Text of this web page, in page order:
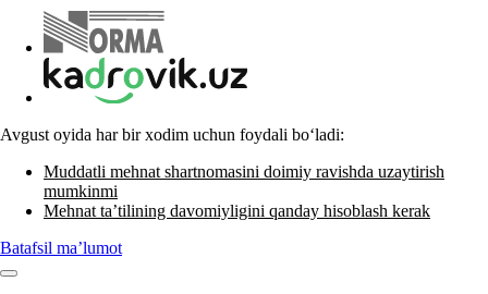
Avgust oyida har bir хodim uchun foydali boʻladi:
Muddatli mehnat shartnomasini doimiy ravishda uzaytirish
mumkinmi
Mehnat ta’tilining davomiyligini qanday hisoblash kerak
Batafsil ma’lumot